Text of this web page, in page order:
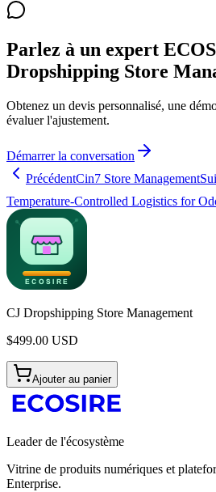
Parlez à un expert
Dropshipping Store
Obtenez un devis personnalisé, une
évaluer l'ajustement.
Démarrer la conversation
PrécédentCin7 Store Management
Temperature-Controlled Logistics for
CJ Dropshipping Store Management
$499.00 USD
Ajouter au panier
Leader de l'écosystème
Vitrine de produits numériques et
Enterprise.